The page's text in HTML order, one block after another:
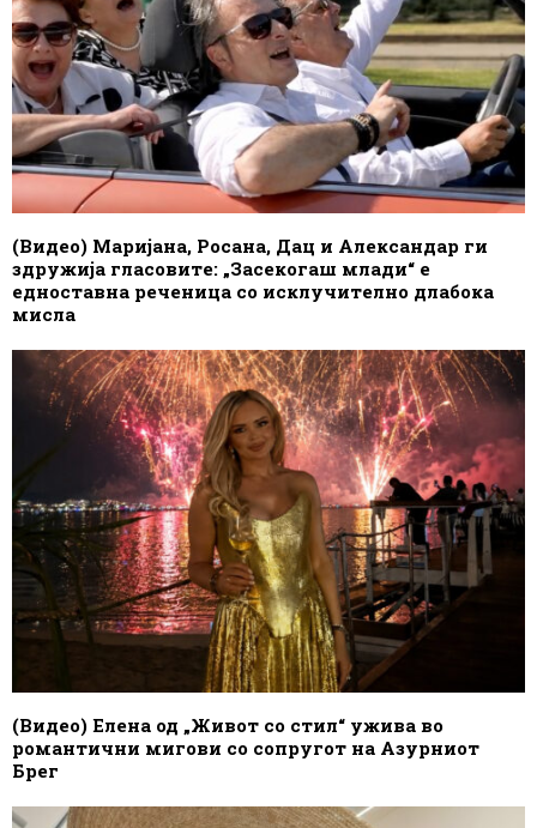
(Видео) Маријана, Росана, Дац и Александар ги
здружија гласовите: „Засекогаш млади“ е
едноставна реченица со исклучително длабока
мисла
(Видео) Елена од „Живот со стил“ ужива во
романтични мигови со сопругот на Азурниот
Брег